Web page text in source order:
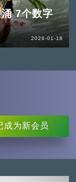
7个数字
2026-01-18
成为新会员